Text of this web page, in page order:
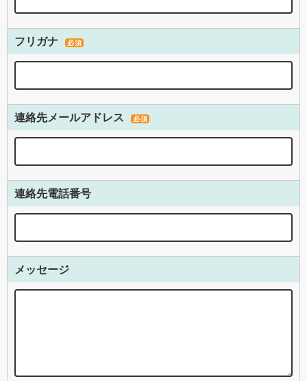
フリガナ 必須
連絡先メールアドレス 必須
連絡先電話番号
メッセージ